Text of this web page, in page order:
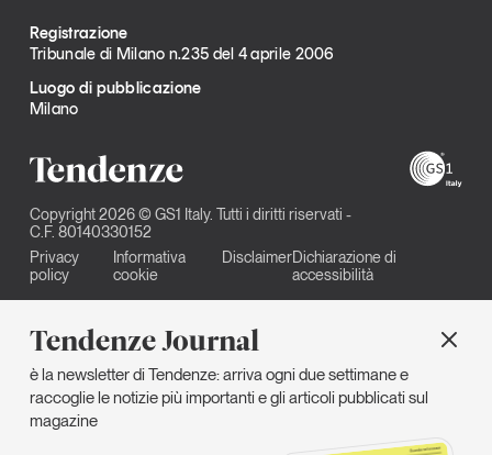
Tendenze Journal
è la newsletter di Tendenze: arriva ogni due settimane e
raccoglie le notizie più importanti e gli articoli pubblicati sul
magazine
Registrazione
Tribunale di Milano n.235 del 4 aprile 2006
Luogo di pubblicazione
Milano
Copyright 2026 © GS1 Italy. Tutti i diritti riservati -
C.F. 80140330152
Privacy
policy
Informativa
cookie
DisclaimerDichiarazione di
accessibilità